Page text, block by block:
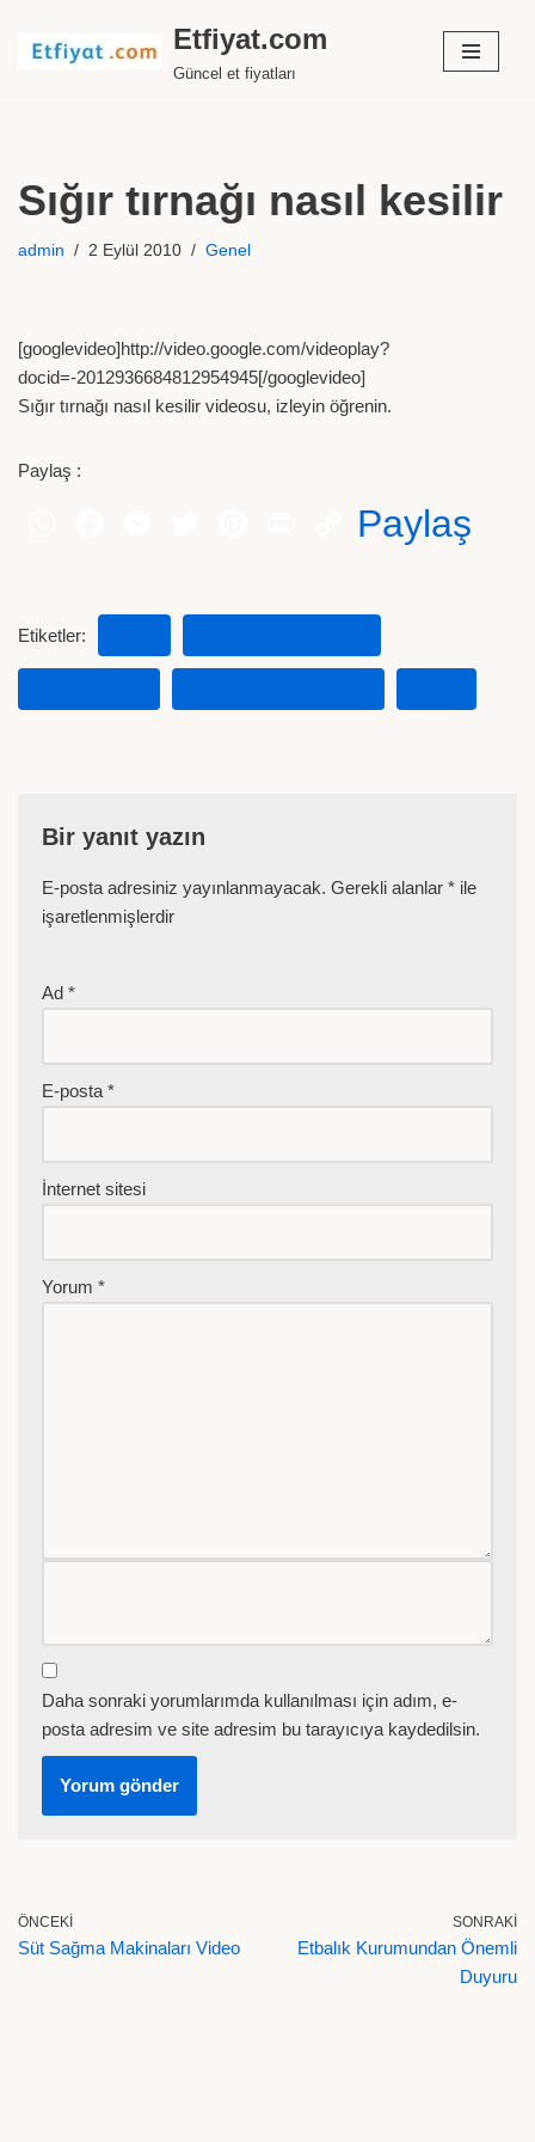
İçeriğe
Etfiyat.com
Güncel et fiyatları
Sığır tırnağı nasıl kesilir
admin 2 Eylül 2010 Genel
[googlevideo]http://video.google.com/videoplay?
docid=-2012936684812954945[/googlevideo]
Sığır tırnağı nasıl kesilir videosu, izleyin öğrenin.
Paylaş :
Paylaş
Etiketler:
Bir yanıt yazın
E-posta adresiniz yayınlanmayacak. Gerekli alanlar * ile
işaretlenmişlerdir
Ad *
E-posta *
İnternet sitesi
Yorum *
Daha sonraki yorumlarımda kullanılması için adım, e-
posta adresim ve site adresim bu tarayıcıya kaydedilsin.
ÖNCEKI
Süt Sağma Makinaları Video
SONRAKI
Etbalık Kurumundan Önemli
Duyuru